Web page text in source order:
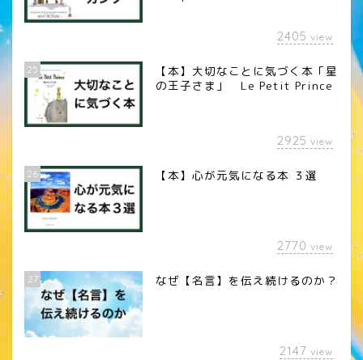
2405 view
25
【本】大切なことに気づく本「星
の王子さま」 Le Petit Prince
2925 view
26 【本】心が元気になる本 ３選
2770 view
27 なぜ【名言】を伝え続けるのか？
2147 view